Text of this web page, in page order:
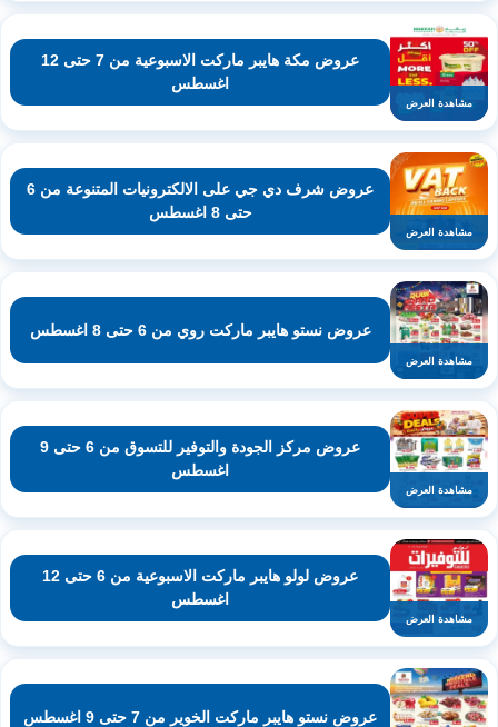
مشاهدة العرض
عروض مكة هايبر ماركت الاسبوعية من 7 حتى 12
اغسطس
مشاهدة العرض
عروض شرف دي جي على الالكترونيات المتنوعة من 6
حتى 8 اغسطس
مشاهدة العرض
عروض نستو هايبر ماركت روي من 6 حتى 8 اغسطس
مشاهدة العرض
عروض مركز الجودة والتوفير للتسوق من 6 حتى 9
اغسطس
مشاهدة العرض
عروض لولو هايبر ماركت الاسبوعية من 6 حتى 12
اغسطس
عروض نستو هايبر ماركت الخوير من 7 حتى 9 اغسطس